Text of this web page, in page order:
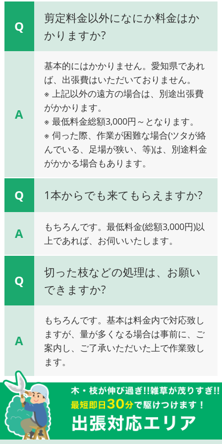
Q
剪定料金以外になにか料金はか
かりますか?
A
基本的にはかかりません。愛知県であれ
ば、出張費はいただいておりません。
※ 上記以外の遠方の場合は、別途出張費
がかかります。
※ 最低料金総額3,000円～となります。
※ 伺った際、作業が困難な場合(ツタが絡
んでいる、足場が狭い、等)は、別途料金
がかかる場合もあります。
Q 1本からでも来てもらえますか?
A
もちろんです。最低料金(総額3,000円)以
上であれば、お伺いいたします。
Q
切った枝などの処理は、お願い
できますか?
A
もちろんです。基本は料金内で対応致し
ますが、量が多くなる場合は事前に、ご
案内し、ご了承いただいた上で作業致し
ます。